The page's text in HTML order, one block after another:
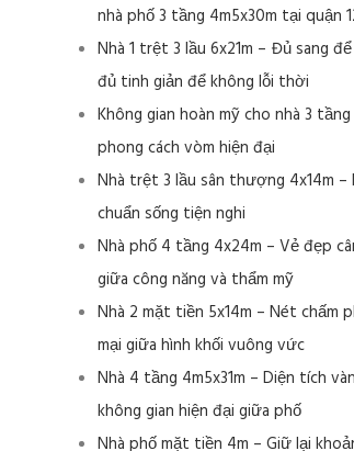
nhà phố 3 tầng 4m5x30m tại quận
Nhà 1 trệt 3 lầu 6x21m – Đủ sang
đủ tinh giản để không lỗi thời
Không gian hoàn mỹ cho nhà 3
phong cách vòm hiện đại
Nhà trệt 3 lầu sân thượng 4x14m –
chuẩn sống tiện nghi
Nhà phố 4 tầng 4x24m – Vẻ đẹp
giữa công năng và thẩm mỹ
Nhà 2 mặt tiền 5x14m – Nét chấm
mại giữa hình khối vuông vức
Nhà 4 tầng 4m5x31m – Diện tích
không gian hiện đại giữa phố
Nhà phố mặt tiền 4m – Giữ lại